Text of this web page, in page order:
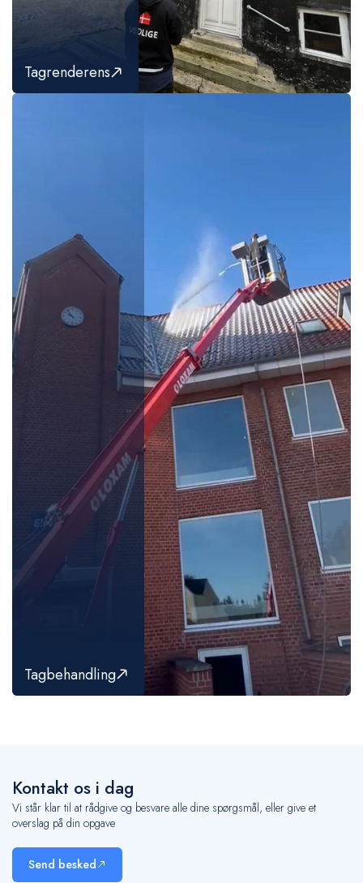
Tagrenderens
Tagbehandling
Kontakt os i dag
Vi står klar til at rådgive og besvare alle dine spørgsmål, eller give et
overslag på din opgave
Send besked